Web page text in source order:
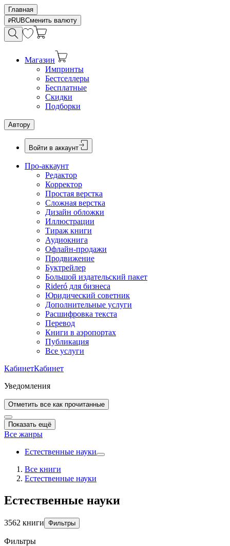
Главная
RUBСменить валюту
Магазин
Импринты
Бестселлеры
Бесплатные
Скидки
Подборки
Автору
Войти в аккаунт
Про-аккаунт
Редактор
Корректор
Простая верстка
Сложная верстка
Дизайн обложки
Иллюстрации
Тираж книги
Аудиокнига
Офлайн-продажи
Продвижение
Буктрейлер
Большой издательский пакет
Rideró для бизнеса
Юридический советник
Дополнительные услуги
Расшифровка текста
Перевод
Книги в аэропортах
Публикация
Все услуги
КабинетКабинет
Уведомления
Отметить все как прочитанные
Показать ещё
Все жанры
Естественные науки
Все книги
Естественные науки
Естественные науки
3562 книги Фильтры
Фильтры